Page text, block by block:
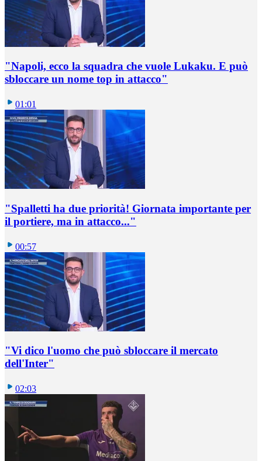
"Napoli, ecco la squadra che vuole Lukaku. E può
sbloccare un nome top in attacco"
01:01
"Spalletti ha due priorità! Giornata importante per
il portiere, ma in attacco..."
00:57
"Vi dico l'uomo che può sbloccare il mercato
dell'Inter"
02:03